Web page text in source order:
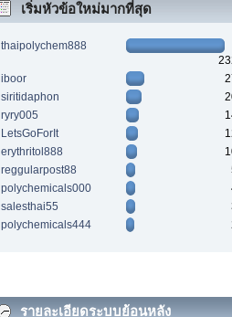
เริ่มหัวข้อใหม่มากที่สุด
thaipolychem888
iboor
siritidaphon
ryry005
LetsGoForIt
erythritol888
reggularpost88
polychemicals000
salesthai55
polychemicals444
รายละเอียดระบบย้อนหลัง